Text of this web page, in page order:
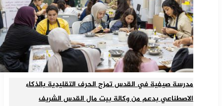
مدرسة صيفية في القدس تمزج الحرف التقليدية بالذكاء
الاصطناعي بدعم من وكالة بيت مال القدس الشريف